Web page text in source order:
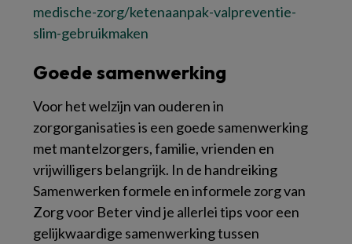
medische-zorg/​ketenaanpak-valpreventie-
slim-gebruikmaken
Goede samenwerking
Voor het welzijn van ouderen in
zorgorganisaties is een goede samenwerking
met mantelzorgers, familie, vrienden en
vrijwilligers belangrijk. In de handreiking
Samenwerken formele en informele zorgvan
Zorg voor Betervind je allerlei tips voor een
gelijkwaardige samenwerking tussen